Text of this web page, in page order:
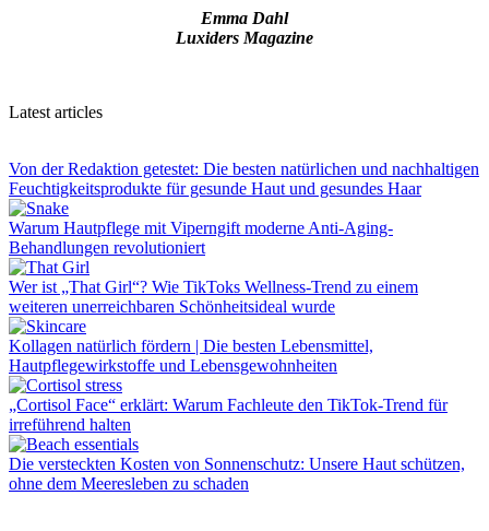
Emma Dahl
Luxiders Magazine
Latest articles
Von der Redaktion getestet: Die besten natürlichen und nachhaltigen
Feuchtigkeitsprodukte für gesunde Haut und gesundes Haar
Warum Hautpflege mit Vipern­gift moderne Anti-Aging-
Behandlungen revolutioniert
Wer ist „That Girl“? Wie TikToks Wellness-Trend zu einem
weiteren unerreichbaren Schönheitsideal wurde
Kollagen natürlich fördern | Die besten Lebensmittel,
Hautpflegewirkstoffe und Lebensgewohnheiten
„Cortisol Face“ erklärt: Warum Fachleute den TikTok-Trend für
irreführend halten
Die versteckten Kosten von Sonnenschutz: Unsere Haut schützen,
ohne dem Meeresleben zu schaden